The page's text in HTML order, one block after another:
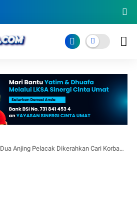
Dua Anjing Pelacak Dikerahkan Cari Korban Longsoran Sampah